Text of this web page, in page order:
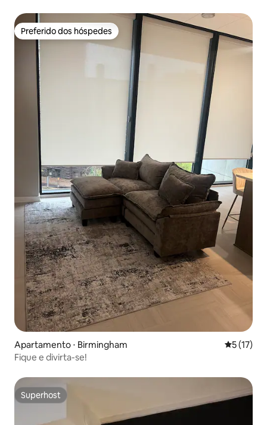
Preferido dos hóspedes
Preferido dos hóspedes
Apartamento ⋅ Birmingham 5 de uma
5 (17)
Fique e divirta-se!
Superhost
Superhost